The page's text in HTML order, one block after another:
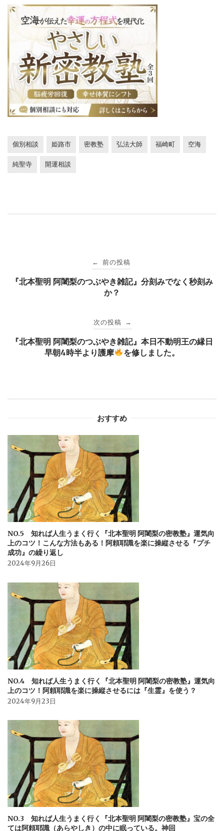
個別相談 姫路市 密教塾 弘法大師 福崎町 空海
純聖寺 開運相談
稿
ビ
ョ
← 前の投稿
『北本聖明 阿闍梨のつぶやき雑記』分刻みでなく秒刻み
か？
次の投稿 →
『北本聖明 阿闍梨のつぶやき雑記』本日不動明王の縁日
早朝4時半より護摩
を修しました。
おすすめ
NO.5 知れば人生うまく行く『北本聖明 阿闍梨の密教塾』運気向
上のコツ！こんな方法もある！阿頼耶識を楽に操縦させる『プチ
成功』の繰り返し
2024年9月26日
NO.4 知れば人生うまく行く『北本聖明 阿闍梨の密教塾』運気向
上のコツ！阿頼耶識を楽に操縦させるには『生霊』を使う？
2024年9月23日
NO.3 知れば人生うまく行く『北本聖明 阿闍梨の密教塾』宝の全
ては阿頼耶識（あらやしき）の中に眠っている。神回